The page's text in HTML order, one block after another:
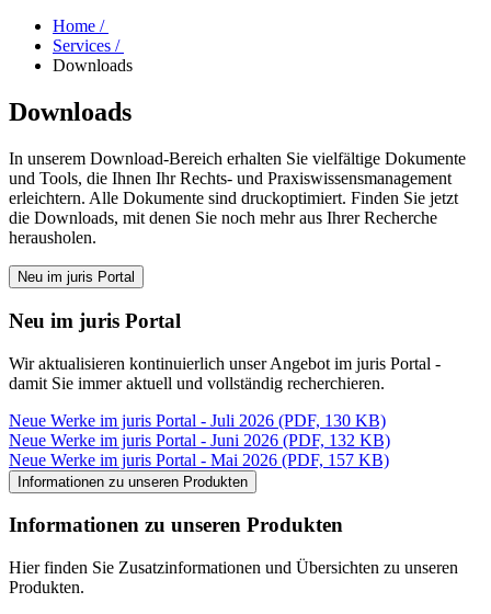
Home /
Services /
Downloads
Downloads
In unserem Download-Bereich erhalten Sie vielfältige Dokumente
und Tools, die Ihnen Ihr Rechts- und Praxiswissensmanagement
erleichtern. Alle Dokumente sind druckoptimiert. Finden Sie jetzt
die Downloads, mit denen Sie noch mehr aus Ihrer Recherche
herausholen.
Neu im juris Portal
Neu im juris Portal
Wir aktualisieren kontinuierlich unser Angebot im juris Portal -
damit Sie immer aktuell und vollständig recherchieren.
Neue Werke im juris Portal - Juli 2026 (PDF, 130 KB)
Neue Werke im juris Portal - Juni 2026 (PDF, 132 KB)
Neue Werke im juris Portal - Mai 2026 (PDF, 157 KB)
Informationen zu unseren Produkten
Informationen zu unseren Produkten
Hier finden Sie Zusatzinformationen und Übersichten zu unseren
Produkten.